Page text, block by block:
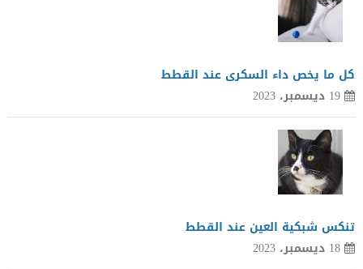
كل ما يخص داء السكرى عند القطط
19 ديسمبر، 2023
تنكس شبكية العين عند القطط
18 ديسمبر، 2023